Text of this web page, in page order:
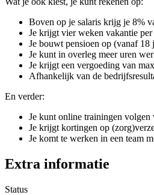
Boven op je salaris krijg je 8%
Je krijgt vier weken vakantie per
Je bouwt pensioen op (vanaf 18
Je kunt in overleg meer uren
Je krijgt een vergoeding van
Afhankelijk van de
En verder:
Je kunt online trainingen
Je krijgt kortingen op
Je komt te werken in een team
Extra informatie
Status